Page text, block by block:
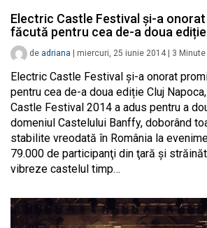
Electric Castle Festival și-a
făcută pentru cea de-a doua ediție
de adriana miercuri, 25 iunie 2014 3 Minute
Electric Castle Festival și-a onorat
pentru cea de-a doua ediție Cluj
Castle Festival 2014 a adus pentru a
domeniul Castelului Banffy, doborând
stabilite vreodată în România la
79.000 de participanţi din ţară şi
vibreze castelul timp…